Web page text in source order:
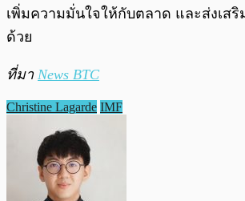
เพิ่มความมั่นใจให้กับตลาด และส่งเส
ด้วย
ที่มา News BTC
Christine Lagarde IMF